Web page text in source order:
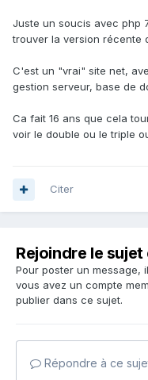
Juste un soucis avec php
trouver la version récente
C'est un "vrai" site net,
gestion serveur, base de
Ca fait 16 ans que cela
voir le double ou le triple
Citer
Rejoindre le
Pour poster un message,
vous avez un compte
publier dans ce sujet.
Répondre à ce